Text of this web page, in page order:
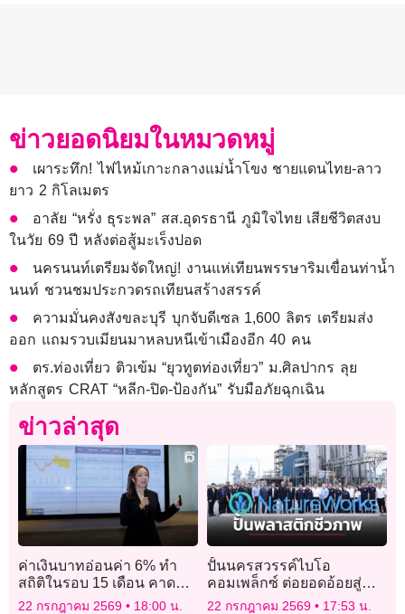
ข่าวยอดนิยมในหมวดหมู่
เผาระทึก! ไฟไหม้เกาะกลางแม่น้ำโขง ชายแดนไทย-ลาว
ยาว 2 กิโลเมตร
อาลัย “หรั่ง ธุระพล” สส.อุดรธานี ภูมิใจไทย เสียชีวิตสงบ
ในวัย 69 ปี หลังต่อสู้มะเร็งปอด
นครนนท์เตรียมจัดใหญ่! งานแห่เทียนพรรษาริมเขื่อนท่าน้ำ
นนท์ ชวนชมประกวดรถเทียนสร้างสรรค์
ความมั่นคงสังขละบุรี บุกจับดีเซล 1,600 ลิตร เตรียมส่ง
ออก แถมรวบเมียนมาหลบหนีเข้าเมืองอีก 40 คน
ตร.ท่องเที่ยว ติวเข้ม “ยุวทูตท่องเที่ยว” ม.ศิลปากร ลุย
หลักสูตร CRAT “หลีก-ปิด-ป้องกัน” รับมือภัยฉุกเฉิน
ข่าวล่าสุด
ค่าเงินบาทอ่อนค่า 6% ทำ
สถิติในรอบ 15 เดือน คาด
กรอบปลายปี 32-34 บาท
22 กรกฎาคม 2569 18:00 น.
ปั้นนครสวรรค์ไบโอ
คอมเพล็กซ์ ต่อยอดอ้อยสู่
พลาสติกชีวภาพ
22 กรกฎาคม 2569 17:53 น.